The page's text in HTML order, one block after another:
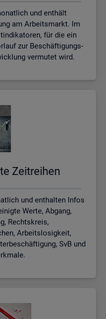
und enthält
am Arbeitsmarkt. Im
für die ein
zur Beschäftigungs-
vermutet wird.
Zeit­rei­hen
und enthalten Infos
Werte, Abgang,
Rechtskreis,
Arbeitslosigkeit,
SvB und